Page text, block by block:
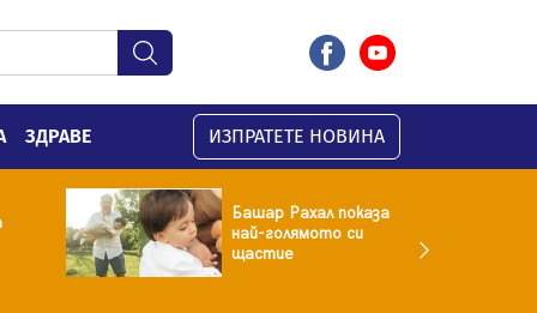
ЗДРАВЕ ИЗПРАТЕТЕ НОВИНА
Башар Рахал показа
най-голямото си
щастие